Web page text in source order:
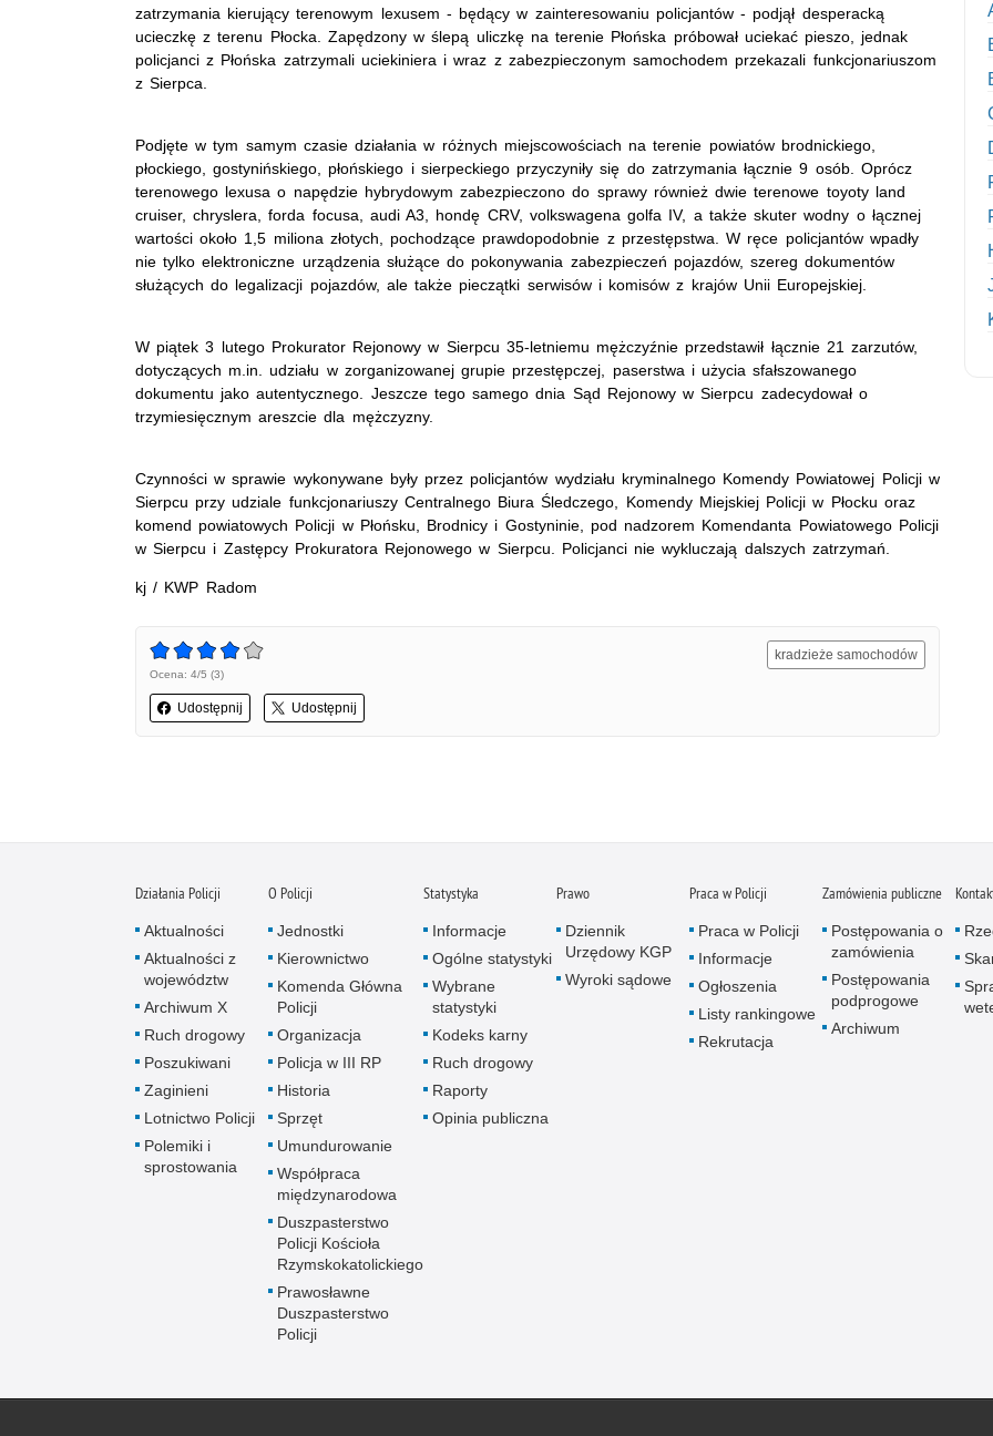
zatrzymania kierujący terenowym lexusem - będący w zainteresowaniu policjantów - podjął desperacką
ucieczkę z terenu Płocka. Zapędzony w ślepą uliczkę na terenie Płońska próbował uciekać pieszo, jednak
policjanci z Płońska zatrzymali uciekiniera i wraz z zabezpieczonym samochodem przekazali funkcjonariuszom
z Sierpca.
Podjęte w tym samym czasie działania w różnych miejscowościach na terenie powiatów brodnickiego,
płockiego, gostynińskiego, płońskiego i sierpeckiego przyczyniły się do zatrzymania łącznie 9 osób. Oprócz
terenowego lexusa o napędzie hybrydowym zabezpieczono do sprawy również dwie terenowe toyoty land
cruiser, chryslera, forda focusa, audi A3, hondę CRV, volkswagena golfa IV, a także skuter wodny o łącznej
wartości około 1,5 miliona złotych, pochodzące prawdopodobnie z przestępstwa. W ręce policjantów wpadły
nie tylko elektroniczne urządzenia służące do pokonywania zabezpieczeń pojazdów, szereg dokumentów
służących do legalizacji pojazdów, ale także pieczątki serwisów i komisów z krajów Unii Europejskiej.
W piątek 3 lutego Prokurator Rejonowy w Sierpcu 35-letniemu mężczyźnie przedstawił łącznie 21 zarzutów,
dotyczących m.in. udziału w zorganizowanej grupie przestępczej, paserstwa i użycia sfałszowanego
dokumentu jako autentycznego. Jeszcze tego samego dnia Sąd Rejonowy w Sierpcu zadecydował o
trzymiesięcznym areszcie dla mężczyzny.
Czynności w sprawie wykonywane były przez policjantów wydziału kryminalnego Komendy Powiatowej Policji w
Sierpcu przy udziale funkcjonariuszy Centralnego Biura Śledczego, Komendy Miejskiej Policji w Płocku oraz
komend powiatowych Policji w Płońsku, Brodnicy i Gostyninie, pod nadzorem Komendanta Powiatowego Policji
w Sierpcu i Zastępcy Prokuratora Rejonowego w Sierpcu. Policjanci nie wykluczają dalszych zatrzymań.
kj / KWP Radom
Ocena: 4/5 (3)
Udostępnij Udostępnij
kradzieże samochodów
Działania Policji
Aktualności
Aktualności z
województw
Archiwum X
Ruch drogowy
Poszukiwani
Zaginieni
Lotnictwo Policji
Polemiki i
sprostowania
O Policji
Jednostki
Kierownictwo
Komenda Główna
Policji
Organizacja
Policja w III RP
Historia
Sprzęt
Umundurowanie
Współpraca
międzynarodowa
Duszpasterstwo
Policji Kościoła
Rzymskokatolickiego
Prawosławne
Duszpasterstwo
Policji
Statystyka
Informacje
Ogólne statystyki
Wybrane
statystyki
Kodeks karny
Ruch drogowy
Raporty
Opinia publiczna
Prawo
Dziennik
Urzędowy KGP
Wyroki sądowe
Praca w Policji
Praca w Policji
Informacje
Ogłoszenia
Listy rankingowe
Rekrutacja
Zamówienia publiczne
Postępowania o
zamówienia
Postępowania
podprogowe
Archiwum